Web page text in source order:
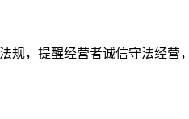
规，提醒经营者诚信守法经营